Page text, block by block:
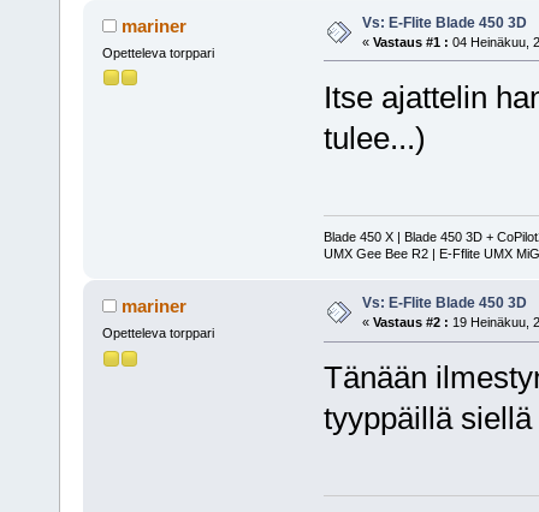
mariner
Opetteleva torppari
Vs: E-Flite Blade 450 3D
« Vastaus #1 : 04 Heinäkuu,
Itse ajattelin
tulee...)
Blade 450 X | Blade 450 3D +
UMX Gee Bee R2 | E-Fflite UMX
mariner
Opetteleva torppari
Vs: E-Flite Blade 450 3D
« Vastaus #2 : 19 Heinäkuu,
Tänään
tyyppäillä siellä